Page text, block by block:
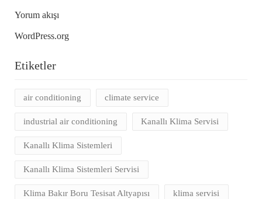
Yorum akışı
WordPress.org
Etiketler
air conditioning climate service
industrial air conditioning Kanallı Klima Servisi
Kanallı Klima Sistemleri
Kanallı Klima Sistemleri Servisi
Klima Bakır Boru Tesisat Altyapısı klima servisi